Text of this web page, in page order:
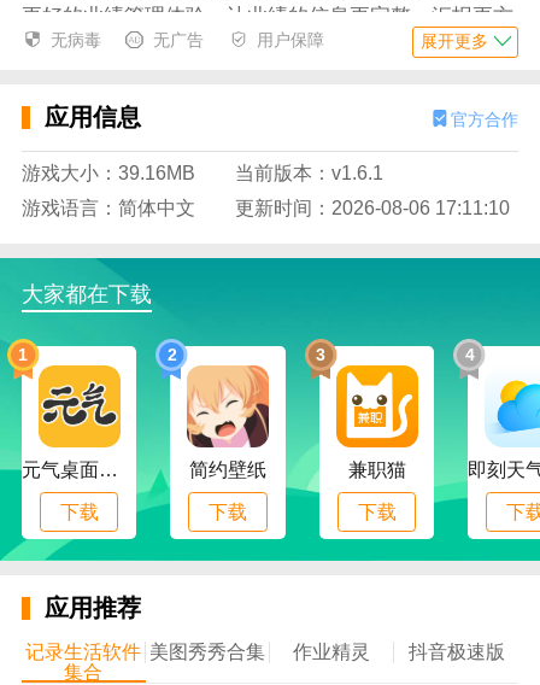
更好的业绩管理体验，让业绩的信息更完整，汇报更方
便；
司的喜讯，提高公司管理的质量，给你更好的管理体
验；
6、使用转发助手快速转发，让你的转发更方便，
验；
应用特色
1、简洁的界面让你能更好的进行展业，提高展业
的效率，给你更好的展业体验，业务管理更方便；
2、海量的资讯选择阅读，了解资讯的情况，让你
的阅读选择更多样，提高阅读的乐趣；
3、将资讯进行分类管理，阅读选择更便捷，提高
资讯管理的质量，给你更好的管理体验；
4、详细的记录联系人的信息，知道联系人的情
况，便于选择交流，提高交流的质量；
5、众多的产品统一管理，知道产品的情况，让你
的产品管理更方便，提高产品管理的质量；
无病毒 无广告 用户保障 展开更多
应用信息 官方合作
游戏大小：39.16MB
当前版本：v1.6.1
游戏语言：简体中文
更新时间：2026-08-06 17:11:10
大家都在下载
1
元气桌面下载
下载
2
简约壁纸
下载
3
兼职猫
下载
4
下
应用推荐
记录生活软件
集合
美图秀秀合集 作业精灵 抖音极速版